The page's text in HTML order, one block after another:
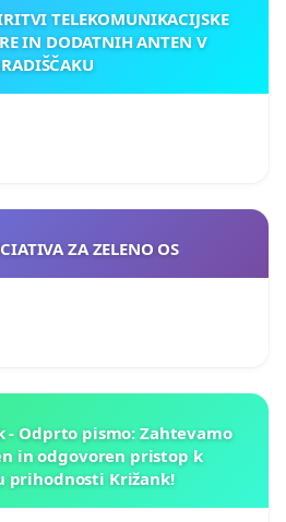
TELEKOMUNIKACIJSKE
IN DODATNIH ANTEN V
ZA ZELENO OS
- Odprto pismo: Zahtevamo
in odgovoren pristop k
prihodnosti Križank!